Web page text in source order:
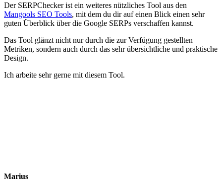
Der SERPChecker ist ein weiteres nützliches Tool aus den
Mangools SEO Tools, mit dem du dir auf einen Blick einen sehr
guten Überblick über die Google SERPs verschaffen kannst.
Das Tool glänzt nicht nur durch die zur Verfügung gestellten
Metriken, sondern auch durch das sehr übersichtliche und praktische
Design.
Ich arbeite sehr gerne mit diesem Tool.
Marius